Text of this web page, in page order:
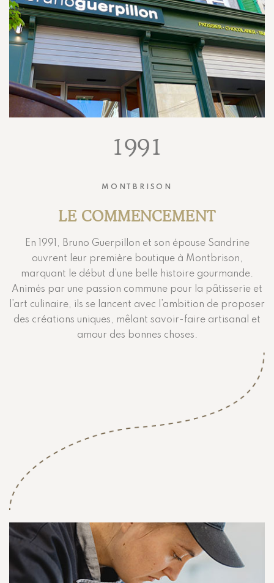
MONTBRISON
LE COMMENCEMENT
En 1991, Bruno Guerpillon et son épouse Sandrine
ouvrent leur première boutique à Montbrison,
marquant le début d’une belle histoire gourmande.
Animés par une passion commune pour la pâtisserie et
l’art culinaire, ils se lancent avec l’ambition de proposer
des créations uniques, mêlant savoir-faire artisanal et
amour des bonnes choses.
1991